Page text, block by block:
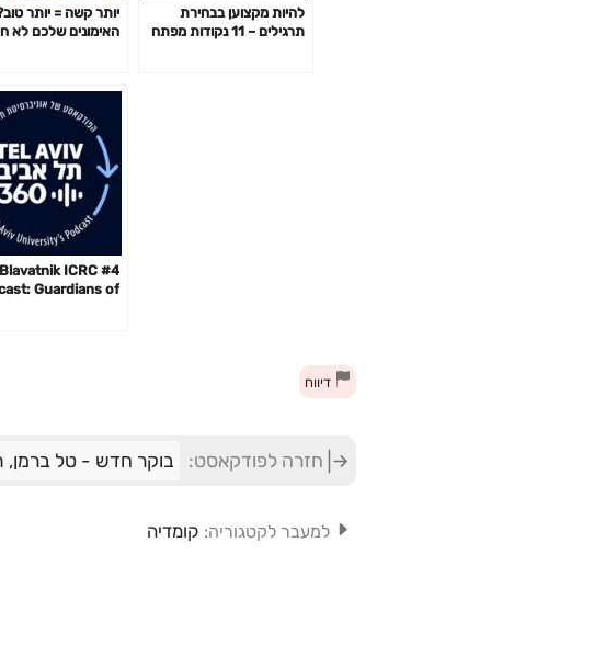
להיות מקצוען בבחירת
תרגילים – 11 נקודות מפתח
יותר קשה = יותר
האימונים שלכם לא
#4 Blavatnik ICRC
Guardians of
דיווח
חזרה לפודקאסט: בוקר חדש - טל ברמן,
למעבר לקטגוריה: קומדיה